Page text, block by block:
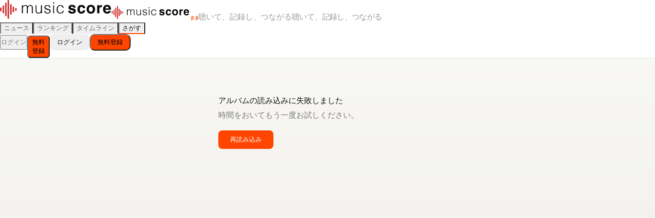
β β聴いて、記録し、つながる聴いて、記録し、つながる
ニュース ランキング タイムライン
さがす
ログイン
無料
登録
ログイン 無料登録
アルバムの読み込みに失敗しました
時間をおいてもう一度お試しください。
再読み込み